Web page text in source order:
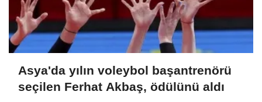
Asya'da yılın voleybol başantrenörü
seçilen Ferhat Akbaş, ödülünü aldı